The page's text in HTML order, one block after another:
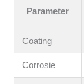
Parameter
Coating
Corrosie